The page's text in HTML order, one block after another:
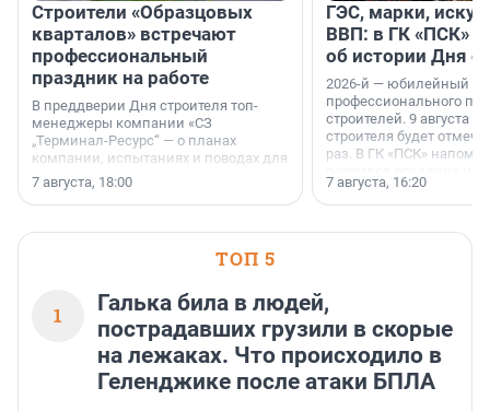
Строители «Образцовых
кварталов» встречают
профессиональный
праздник на работе
В преддверии Дня строителя топ-
менеджеры компании «СЗ
„Терминал-Ресурс“ — о планах
компании, испытаниях и поводах для
осторожного оптимизма.
7 августа, 18:00
ГЭС, марки,
ВВП: в ГК «ПСК»
об истории Дня
2026-й — юбилейный
профессионального
строителей. 9 августа
строителя будет
раз. В ГК «ПСК»
поменялась роль
7 августа, 16:20
ТОП 5
1
Галька била в людей,
пострадавших грузили в скорые
на лежаках. Что происходило в
Геленджике после атаки БПЛА